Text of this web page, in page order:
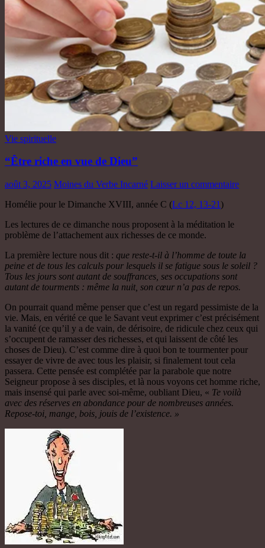
Vie spirituelle
“Être riche en vue de Dieu”
août 3, 2025 Moines du Verbe Incarné Laisser un commentaire
Homélie pour le Dimanche XVIII, année C (Lc 12, 13-21 )
Les lectures de ce dimanche nous proposent à la méditation le
problème de l’attachement aux richesses de ce monde.
La première lecture nous dit : que reste-t-il à l’homme de toute la
peine et de tous les calculs pour lesquels il se fatigue sous le soleil ?
Tous les jours sont autant de souffrances, ses occupations sont
autant de tourments : même la nuit, son cœur n’a pas de repos.
On pourrait quand même penser que c’est un regard pessimiste de la
vie. Mais, en vérité ce que le Savant veut exprimer c’est précisément
la vanité (ce qu’il y a de vain, de dérisoire, de ridicule chez ceux qui
s’occupent de ramasser des richesses, et qui laissent de côté les
choses de Dieu). C’est comme dire à quoi bon te tourmenter pour
essayer de vivre de avec tous les plaisir, si finalement tout cela
passera. Cette pensée est complétée par la parabole que notre
Seigneur propose à ses disciples, et là nous voyons cet homme riche,
mais insensé qui parle avec soi-même, oubliant Dieu, « Te voilà
avec des réserves en abondance pour de nombreuses années.
Repose-toi, mange, bois, jouis de l’existence. »